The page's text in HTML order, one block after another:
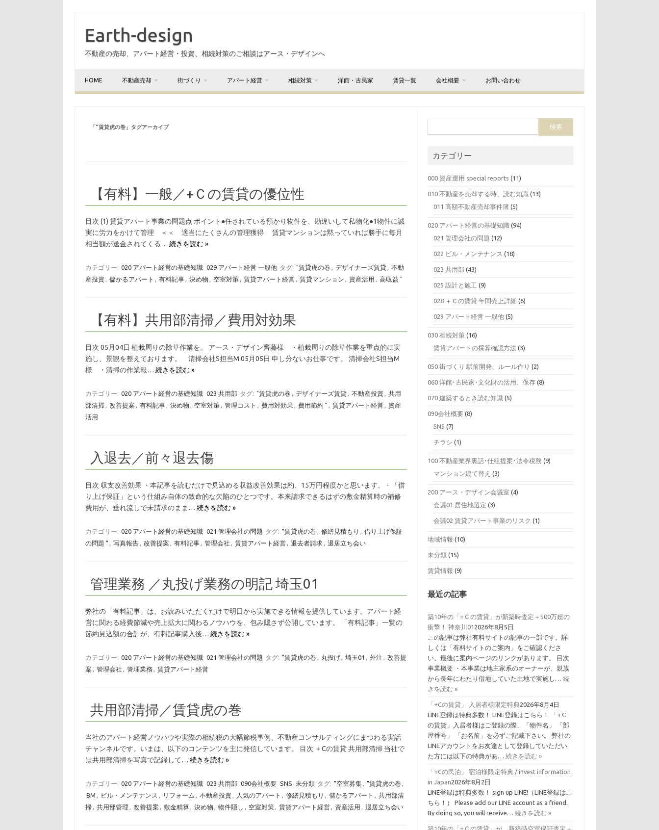
Earth-design
不動産の売却、アパート経営・投資、相続対策のご相談はアース・デザインへ
HOME 不動産売却 街づくり アパート経営 相続対策 洋館・古民家 賃貸一覧 会社概要 お問い合わせ
「“賃貸虎の巻」タグアーカイブ
【有料】一般／+Ｃの賃貸の優位性
目次 (1) 賃貸アパート事業の問題点 ポイント●任されている預かり物件を、勘違いして私物化●1物件に誠
実に労力をかけて管理 ＜＜ 適当にたくさんの管理獲得 賃貸マンションは黙っていれば勝手に毎月
相当額が送金されてくる… 続きを読む »
カテゴリー: 020 アパート経営の基礎知識 029 アパート経営 一般他 タグ: "賃貸虎の巻 , デザイナーズ賃貸, 不動
産投資 , 儲かるアパート , 有料記事, 決め物 , 空室対策, 賃貸アパート経営, 賃貸マンション , 資産活用 , 高収益 "
【有料】共用部清掃／費用対効果
目次 05月04日 植栽周りの除草作業を。 アース・デザイン齊藤様 ・植栽周りの除草作業を重点的に実
施し、景観を整えております。 清掃会社S担当M 05月05日 申し分ないお仕事です。 清掃会社S担当M
様 ・清掃の作業報… 続きを読む »
カテゴリー: 020 アパート経営の基礎知識 023 共用部 タグ: "賃貸虎の巻 , デザイナーズ賃貸, 不動産投資 , 共用
部清掃, 改善提案 , 有料記事, 決め物 , 空室対策, 管理コスト , 費用対効果, 費用節約 " , 賃貸アパート経営, 資産
活用
入退去／前々退去傷
目次 収支改善効果 ・本記事を読むだけで見込める収益改善効果は約、15万円程度かと思います。・「借
り上げ保証」という仕組み自体の致命的な欠陥のひとつです。本来請求できるはずの敷金精算時の補修
費用が、垂れ流しで未請求のまま… 続きを読む »
カテゴリー: 020 アパート経営の基礎知識 021 管理会社の問題 タグ: "賃貸虎の巻 , 修繕見積もり , 借り上げ保証
の問題 " , 写真報告, 改善提案 , 有料記事, 管理会社 , 賃貸アパート経営, 退去者請求, 退居立ち会い
管理業務 ／丸投げ業務の明記 埼玉01
弊社の「有料記事」は、お読みいただくだけで明日から実施できる情報を提供しています。アパート経
営に関わる経費節減や売上拡大に関わるノウハウを、包み隠さず公開しています。 「有料記事」一覧の
節約見込額の合計が、有料記事購入後… 続きを読む »
カテゴリー: 020 アパート経営の基礎知識 021 管理会社の問題 タグ: "賃貸虎の巻 , 丸投げ, 埼玉01 , 外注 , 改善提
案 , 管理会社 , 管理業務, 賃貸アパート経営
共用部清掃／賃貸虎の巻
当社のアパート経営ノウハウや実際の相続税の大幅節税事例、不動産コンサルティングにまつわる実話
チャンネルです。いまは、以下のコンテンツを主に発信しています。 目次 ＋Cの賃貸 共用部清掃 当社で
は共用部清掃を写真で記録して… 続きを読む »
カテゴリー: 020 アパート経営の基礎知識 023 共用部 090会社概要 SNS 未分類 タグ: "空室募集, "賃貸虎の巻 ,
BM , ビル・メンテナンス , リフォーム , 不動産投資 , 人気のアパート , 修繕見積もり , 儲かるアパート , 共用部清
掃, 共用部管理 , 改善提案 , 敷金精算, 決め物 , 物件隠し , 空室対策, 賃貸アパート経営, 資産活用 , 退居立ち会い
カテゴリー
000 資産運用 special reports (11)
010 不動産を売却する時、読む知識 (13)
011 高額不動産売却事件簿 (5)
020 アパート経営の基礎知識 (94)
021 管理会社の問題 (12)
022 ビル・メンテナンス (18)
023 共用部 (43)
025 設計と施工 (9)
028 ＋Ｃの賃貸 年間売上詳細 (6)
029 アパート経営 一般他 (5)
030 相続対策 (16)
賃貸アパートの採算確認方法 (3)
050 街づくり 駅前開発、ルール作り (2)
060 洋館･古民家･文化財の活用、保存 (8)
070 建築するとき読む知識 (5)
090会社概要 (8)
SNS (7)
チラシ (1)
100 不動産業界裏話･仕組提案･法令税務 (9)
マンション建て替え (3)
200 アース・デザイン会議室 (4)
会議01 居住地選定 (3)
会議02 賃貸アパート事業のリスク (1)
地域情報 (10)
未分類 (15)
賃貸情報 (9)
最近の記事
築10年の「+Ｃの賃貸」が新築時査定＋500万超の
衝撃！ 神奈川01 2026年8月5日
この記事は弊社有料サイトの記事の一部です。詳
しくは「有料サイトのご案内」をご確認くださ
い。最後に案内ページのリンクがあります。 目次
事業概要 ・本事業は地主家系のオーナーが、親族
から長年にわたり借地していた土地で実施し…続
きを読む »
「+Cの賃貸」 入居者様限定特典2026年8月4日
LINE登録は特典多数！ LINE登録はこちら！ 「+Ｃ
の賃貸」入居者様はご登録の際、「物件名」 「部
屋番号」 「お名前」を必ずご記載下さい。 弊社の
LINEアカウントをお友達として登録していただい
た方には以下の特典があ…続きを読む »
「+Cの民泊」 宿泊様限定特典 / invest information
in Japan2026年8月2日
LINE登録は特典多数！ sign up LINE!（LINE登録はこ
ちら！） Please add our LINE account as a friend.
By doing so, you will receive…続きを読む »
築10年の「+Ｃの賃貸」が、新築時空室保証査定＋